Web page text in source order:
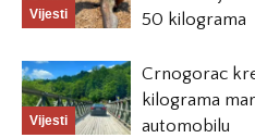
Vijesti
50 kilograma
Vijesti
Crnogorac
kilograma
automobilu